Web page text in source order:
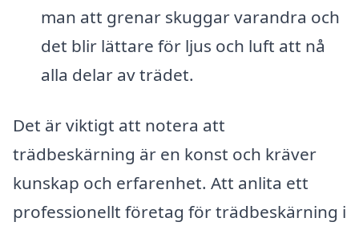
man att grenar skuggar varandra och
det blir lättare för ljus och luft att nå
alla delar av trädet.
Det är viktigt att notera att
trädbeskärning är en konst och kräver
kunskap och erfarenhet. Att anlita ett
professionellt företag för trädbeskärning i